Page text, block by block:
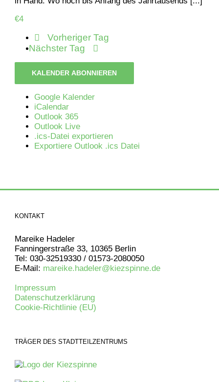
€4
Vorheriger Tag
Nächster Tag
KALENDER ABONNIEREN
Google Kalender
iCalendar
Outlook 365
Outlook Live
.ics-Datei exportieren
Exportiere Outlook .ics Datei
KONTAKT
Mareike Hadeler
Fanningerstraße 33, 10365 Berlin
Tel: 030-32519330 / 01573-2080050
E-Mail: mareike.hadeler@kiezspinne.de
Impressum
Datenschutzerklärung
Cookie-Richtlinie (EU)
TRÄGER DES STADTTEILZENTRUMS